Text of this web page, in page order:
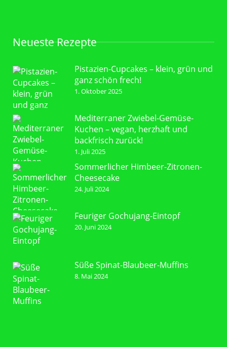
Neueste Rezepte
Pistazien-Cupcakes – klein, grün und
ganz schön frech!
1. Oktober 2025
Mediterraner Zwiebel-Gemüse-
Kuchen – vegan, herzhaft und
backfrisch zurück!
1. Juli 2025
Sommerlicher Himbeer-Zitronen-
Cheesecake
24. Juli 2024
Feuriger Gochujang-Eintopf
20. Juni 2024
Süße Spinat-Blaubeer-Muffins
8. Mai 2024